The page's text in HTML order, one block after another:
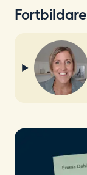
Fortbildare